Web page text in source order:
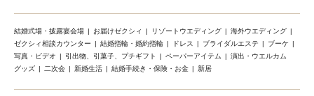
結婚式場・披露宴会場 お届けゼクシィ リゾートウエディング
海外ウエディング
ゼクシィ相談カウンター
結婚指輪・婚約指輪 ドレス ブライダルエステ
ブーケ
写真・ビデオ
引出物、引菓子、プチギフト ペーパーアイテム
演出・ウエルカム
グッズ
二次会 新婚生活 結婚手続き・保険・お金 新居